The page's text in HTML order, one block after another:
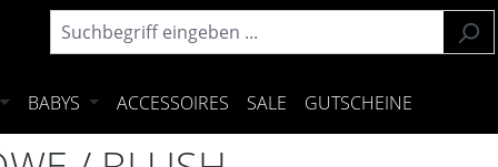
BABYS ACCESSOIRES SALE GUTSCHEINE